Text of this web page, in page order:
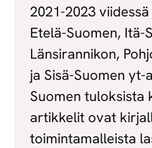
2021-2023
Etelä-Suomen, Itä-
Länsirannikon,
ja Sisä-Suomen yt-
Suomen tuloksista
artikkelit ovat
toimintamalleista